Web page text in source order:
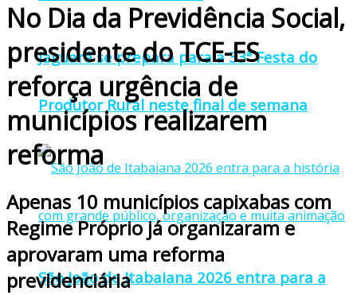
Jaguaré se prepara para a 33ª Festa do
Produtor Rural neste final de semana
São João de Itabaiana 2026 entra para a
No Dia da Previdência Social,
presidente do TCE-ES
reforça urgência de
municípios realizarem
reforma
Apenas 10 municípios capixabas com
Regime Próprio já organizaram e
aprovaram uma reforma
previdenciária